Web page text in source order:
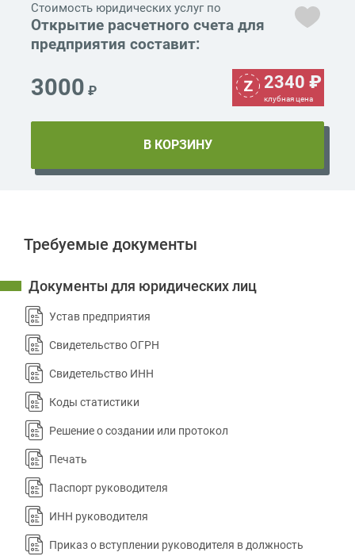
Стоимость юридических услуг по
Открытие расчетного счета для
предприятия составит:
3000 ₽ 2340 ₽
клубная цена
Требуемые документы
Документы для юридических лиц
Устав предприятия
Свидетельство ОГРН
Свидетельство ИНН
Коды статистики
Решение о создании или протокол
Печать
Паспорт руководителя
ИНН руководителя
Приказ о вступлении руководителя в должность